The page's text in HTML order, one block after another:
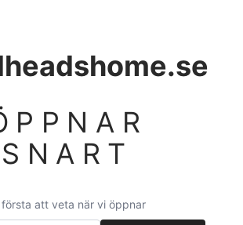
SNART
första att veta när vi öppnar